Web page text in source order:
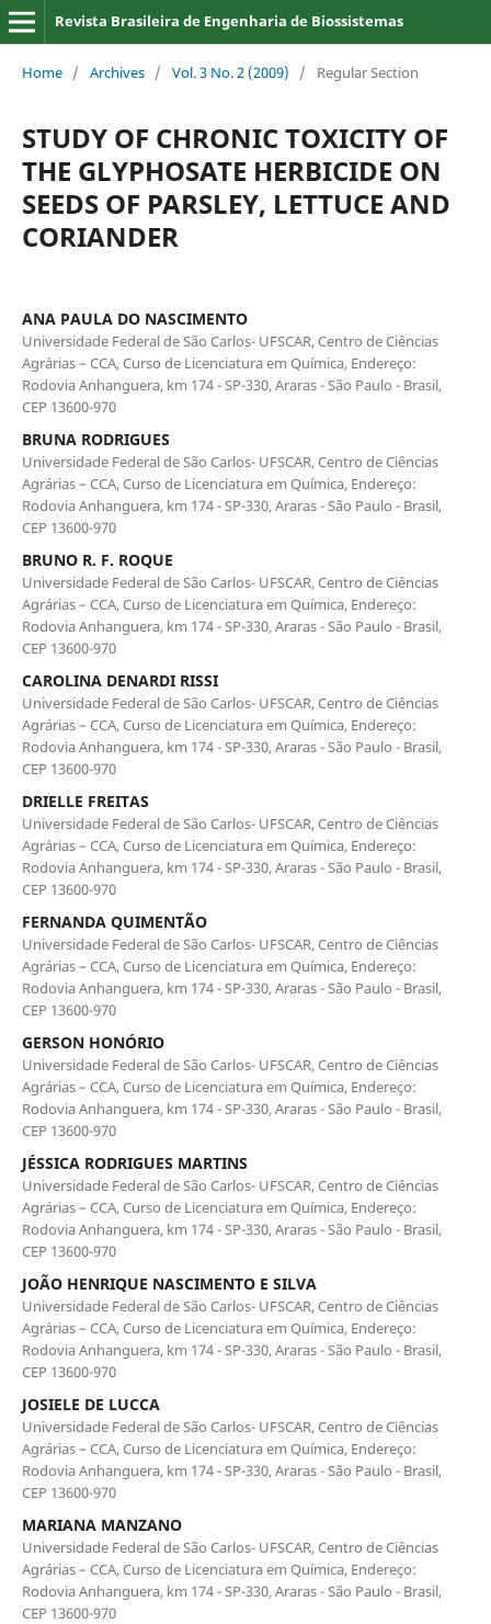
Revista Brasileira de Engenharia de Biossistemas
Home / Archives / Vol. 3 No. 2 (2009) / Regular Section
STUDY OF CHRONIC TOXICITY OF
THE GLYPHOSATE HERBICIDE ON
SEEDS OF PARSLEY, LETTUCE AND
CORIANDER
ANA PAULA DO NASCIMENTO
Universidade Federal de São Carlos- UFSCAR, Centro de Ciências
Agrárias – CCA, Curso de Licenciatura em Química, Endereço:
Rodovia Anhanguera, km 174 - SP-330, Araras - São Paulo - Brasil,
CEP 13600-970
BRUNA RODRIGUES
Universidade Federal de São Carlos- UFSCAR, Centro de Ciências
Agrárias – CCA, Curso de Licenciatura em Química, Endereço:
Rodovia Anhanguera, km 174 - SP-330, Araras - São Paulo - Brasil,
CEP 13600-970
BRUNO R. F. ROQUE
Universidade Federal de São Carlos- UFSCAR, Centro de Ciências
Agrárias – CCA, Curso de Licenciatura em Química, Endereço:
Rodovia Anhanguera, km 174 - SP-330, Araras - São Paulo - Brasil,
CEP 13600-970
CAROLINA DENARDI RISSI
Universidade Federal de São Carlos- UFSCAR, Centro de Ciências
Agrárias – CCA, Curso de Licenciatura em Química, Endereço:
Rodovia Anhanguera, km 174 - SP-330, Araras - São Paulo - Brasil,
CEP 13600-970
DRIELLE FREITAS
Universidade Federal de São Carlos- UFSCAR, Centro de Ciências
Agrárias – CCA, Curso de Licenciatura em Química, Endereço:
Rodovia Anhanguera, km 174 - SP-330, Araras - São Paulo - Brasil,
CEP 13600-970
FERNANDA QUIMENTÃO
Universidade Federal de São Carlos- UFSCAR, Centro de Ciências
Agrárias – CCA, Curso de Licenciatura em Química, Endereço:
Rodovia Anhanguera, km 174 - SP-330, Araras - São Paulo - Brasil,
CEP 13600-970
GERSON HONÓRIO
Universidade Federal de São Carlos- UFSCAR, Centro de Ciências
Agrárias – CCA, Curso de Licenciatura em Química, Endereço:
Rodovia Anhanguera, km 174 - SP-330, Araras - São Paulo - Brasil,
CEP 13600-970
JÉSSICA RODRIGUES MARTINS
Universidade Federal de São Carlos- UFSCAR, Centro de Ciências
Agrárias – CCA, Curso de Licenciatura em Química, Endereço:
Rodovia Anhanguera, km 174 - SP-330, Araras - São Paulo - Brasil,
CEP 13600-970
JOÃO HENRIQUE NASCIMENTO E SILVA
Universidade Federal de São Carlos- UFSCAR, Centro de Ciências
Agrárias – CCA, Curso de Licenciatura em Química, Endereço:
Rodovia Anhanguera, km 174 - SP-330, Araras - São Paulo - Brasil,
CEP 13600-970
JOSIELE DE LUCCA
Universidade Federal de São Carlos- UFSCAR, Centro de Ciências
Agrárias – CCA, Curso de Licenciatura em Química, Endereço:
Rodovia Anhanguera, km 174 - SP-330, Araras - São Paulo - Brasil,
CEP 13600-970
MARIANA MANZANO
Universidade Federal de São Carlos- UFSCAR, Centro de Ciências
Agrárias – CCA, Curso de Licenciatura em Química, Endereço:
Rodovia Anhanguera, km 174 - SP-330, Araras - São Paulo - Brasil,
CEP 13600-970